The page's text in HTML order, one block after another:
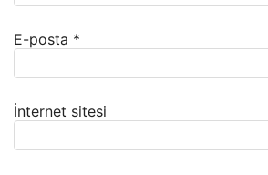
E-posta *
İnternet sitesi